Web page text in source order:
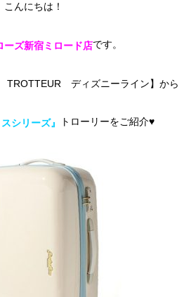
こんにちは！
ーズ新宿ミロード店です。
TROTTEUR ディズニーライン】から
シリーズ』 トローリーをご紹介♥